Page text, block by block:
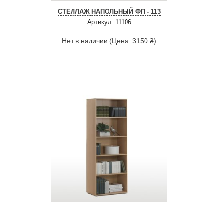
СТЕЛЛАЖ НАПОЛЬНЫЙ ФП - 113
Артикул: 11106
Нет в наличии (Цена: 3150 ₴)